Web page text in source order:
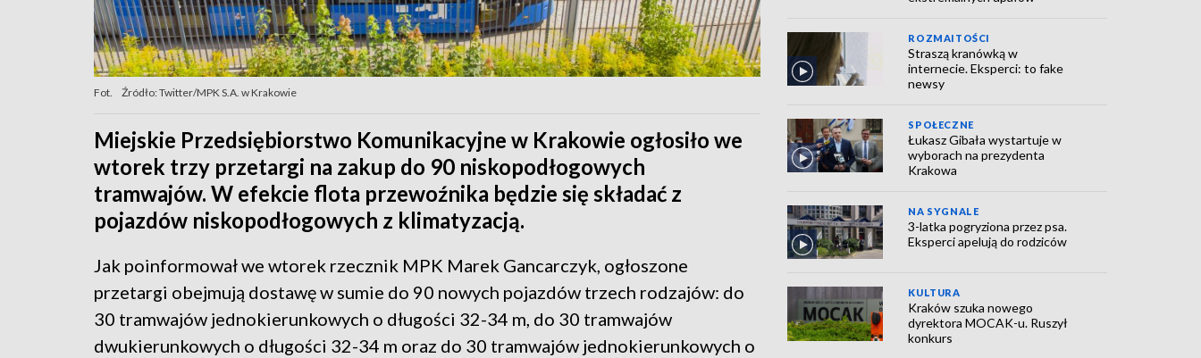
Fot. Źródło: Twitter/MPK S.A. w Krakowie
Miejskie Przedsiębiorstwo Komunikacyjne w Krakowie ogłosiło we
wtorek trzy przetargi na zakup do 90 niskopodłogowych
tramwajów. W efekcie flota przewoźnika będzie się składać z
pojazdów niskopodłogowych z klimatyzacją.
Jak poinformował we wtorek rzecznik MPK Marek Gancarczyk, ogłoszone
przetargi obejmują dostawę w sumie do 90 nowych pojazdów trzech rodzajów: do
30 tramwajów jednokierunkowych o długości 32-34 m, do 30 tramwajów
dwukierunkowych o długości 32-34 m oraz do 30 tramwajów jednokierunkowych o
ROZMAITOŚCI
Straszą kranówką w
internecie. Eksperci: to fake
newsy
SPOŁECZNE
Łukasz Gibała wystartuje w
wyborach na prezydenta
Krakowa
NA SYGNALE
3-latka pogryziona przez psa.
Eksperci apelują do rodziców
KULTURA
Kraków szuka nowego
dyrektora MOCAK-u. Ruszył
konkurs